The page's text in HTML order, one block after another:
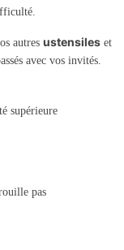
autres ustensiles et
avec vos invités.
supérieure
pas